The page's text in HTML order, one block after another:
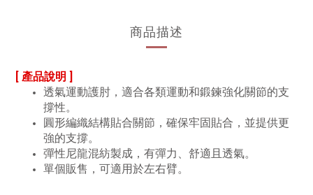
商品描述
[ 產品說明 ]
透氣運動護肘，適合各類運動和鍛鍊強化關節的支
撐性。
圓形編織結構貼合關節，確保牢固貼合，並提供更
強的支撐。
彈性尼龍混紡製成，有彈力、舒適且透氣。
單個販售，可適用於左右臂。